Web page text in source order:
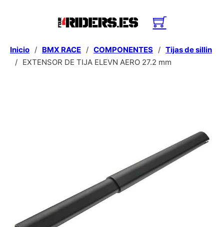
Inicio / BMX RACE / COMPONENTES / Tijas de sillin
/ EXTENSOR DE TIJA ELEVN AERO 27.2 mm